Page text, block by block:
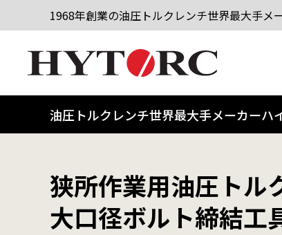
1968年創業の油圧トルクレンチ世界最大手メ
油圧トルクレンチ世界最大手メーカーハ
狭所作業用油圧トル
大口径ボルト締結工